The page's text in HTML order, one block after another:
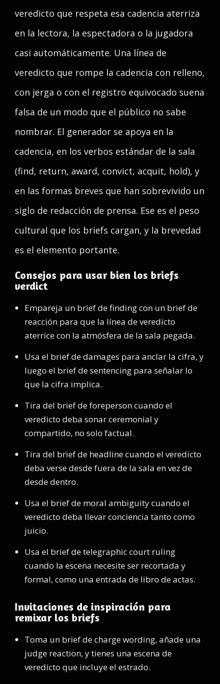
veredicto que respeta esa cadencia aterriza
en la lectora, la espectadora o la jugadora
casi automáticamente. Una línea de
veredicto que rompe la cadencia con relleno,
con jerga o con el registro equivocado suena
falsa de un modo que el público no sabe
nombrar. El generador se apoya en la
cadencia, en los verbos estándar de la sala
(find, return, award, convict, acquit, hold), y
en las formas breves que han sobrevivido un
siglo de redacción de prensa. Ese es el peso
cultural que los briefs cargan, y la brevedad
es el elemento portante.
Consejos para usar bien los briefs
verdict
Empareja un brief de finding con un brief de
reacción para que la línea de veredicto
aterrice con la atmósfera de la sala pegada.
Usa el brief de damages para anclar la cifra, y
luego el brief de sentencing para señalar lo
que la cifra implica.
Tira del brief de foreperson cuando el
veredicto deba sonar ceremonial y
compartido, no solo factual.
Tira del brief de headline cuando el veredicto
deba verse desde fuera de la sala en vez de
desde dentro.
Usa el brief de moral ambiguity cuando el
veredicto deba llevar conciencia tanto como
juicio.
Usa el brief de telegraphic court ruling
cuando la escena necesite ser recortada y
formal, como una entrada de libro de actas.
Invitaciones de inspiración para
remixar los briefs
Toma un brief de charge wording, añade una
judge reaction, y tienes una escena de
veredicto que incluye el estrado.